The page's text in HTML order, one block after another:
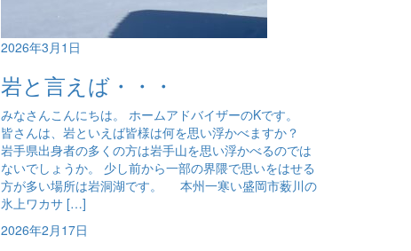
2026年3月1日
岩と言えば・・・
みなさんこんにちは。 ホームアドバイザーのKです。
皆さんは、岩といえば皆様は何を思い浮かべますか？
岩手県出身者の多くの方は岩手山を思い浮かべるのでは
ないでしょうか。 少し前から一部の界隈で思いをはせる
方が多い場所は岩洞湖です。 本州一寒い盛岡市薮川の
氷上ワカサ […]
2026年2月17日